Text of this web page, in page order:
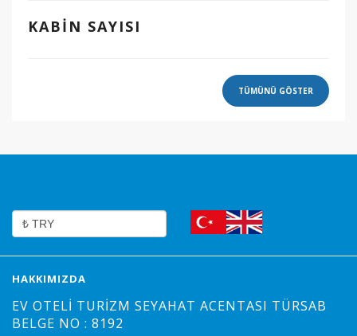
KABIN SAYISI
TÜMÜNÜ GÖSTER
HAKKIMIZDA
EV OTELI TURIZM SEYAHAT ACENTASI TÜRSAB
BELGE NO : 8192